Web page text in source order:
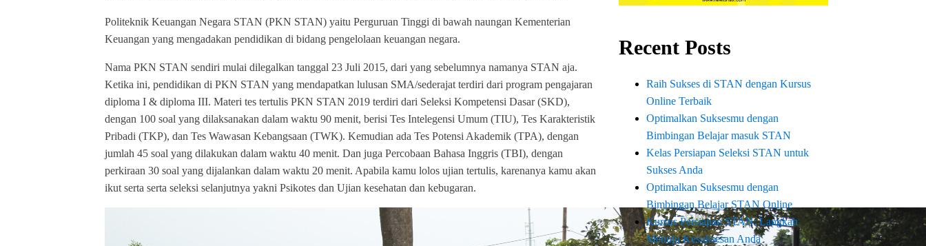
Politeknik Keuangan Negara STAN (PKN STAN) yaitu Perguruan Tinggi di bawah naungan Kementerian
Keuangan yang mengadakan pendidikan di bidang pengelolaan keuangan negara.
Nama PKN STAN sendiri mulai dilegalkan tanggal 23 Juli 2015, dari yang sebelumnya namanya STAN aja.
Ketika ini, pendidikan di PKN STAN yang mendapatkan lulusan SMA/sederajat terdiri dari program pengajaran
diploma I & diploma III. Materi tes tertulis PKN STAN 2019 terdiri dari Seleksi Kompetensi Dasar (SKD),
dengan 100 soal yang dilaksanakan dalam waktu 90 menit, berisi Tes Intelegensi Umum (TIU), Tes Karakteristik
Pribadi (TKP), dan Tes Wawasan Kebangsaan (TWK). Kemudian ada Tes Potensi Akademik (TPA), dengan
jumlah 45 soal yang dilakukan dalam waktu 40 menit. Dan juga Percobaan Bahasa Inggris (TBI), dengan
perkiraan 30 soal yang dijalankan dalam waktu 20 menit. Apabila kamu lolos ujian tertulis, karenanya kamu akan
ikut serta serta seleksi selanjutnya yakni Psikotes dan Ujian kesehatan dan kebugaran.
Recent Posts
Raih Sukses di STAN dengan Kursus
Online Terbaik
Optimalkan Suksesmu dengan
Bimbingan Belajar masuk STAN
Kelas Persiapan Seleksi STAN untuk
Sukses Anda
Optimalkan Suksesmu dengan
Bimbingan Belajar STAN Online
Kursus Persiapan STAN: Langkah
Menuju Kesuksesan Anda